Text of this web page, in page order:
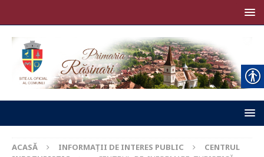
ACASĂ INFORMAȚII DE INTERES PUBLIC
CENTRUL